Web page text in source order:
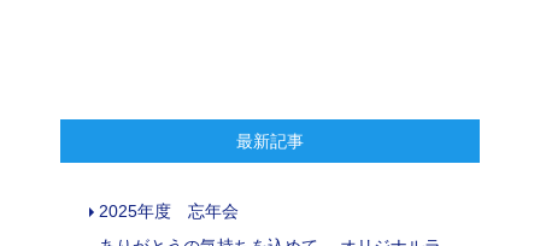
最新記事
2025年度 忘年会